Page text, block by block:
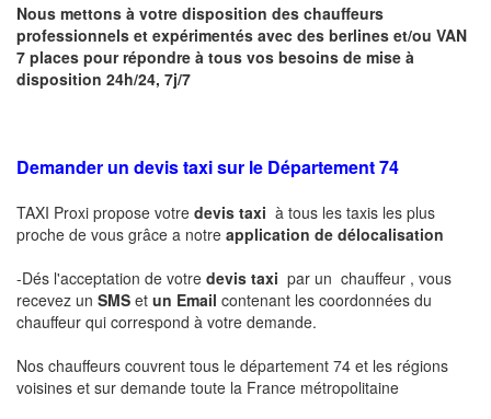
Nous mettons à votre disposition des chauffeurs
professionnels et expérimentés avec des berlines et/ou VAN
7 places pour répondre à tous vos besoins de mise à
disposition 24h/24, 7j/7
Demander un devis taxi sur le Département 74
TAXI Proxi propose votre devis taxi à tous les taxis les plus
proche de vous grâce a notre application de délocalisation
-Dés l'acceptation de votre devis taxi par un chauffeur , vous
recevez un SMS et un Email contenant les coordonnées du
chauffeur qui correspond à votre demande.
Nos chauffeurs couvrent tous le département 74 et les régions
voisines et sur demande toute la France métropolitaine